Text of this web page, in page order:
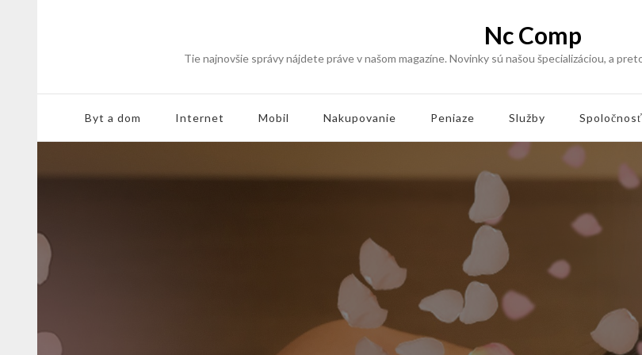
Nc Comp
Tie najnovšie správy nájdete práve v našom magazíne. Novinky sú našou špecializáciou, a
Byt a dom Internet Mobil Nakupovanie Peniaze Služby Spoločnosť